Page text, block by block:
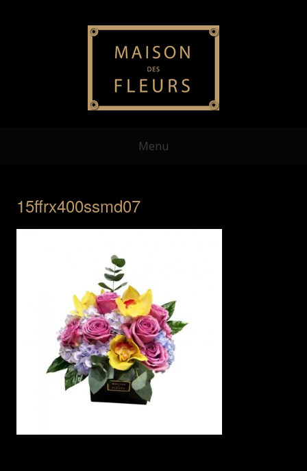
Menu
15ffrx400ssmd07